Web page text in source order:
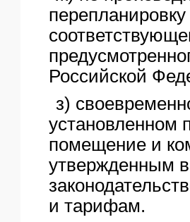
Российской
з)
установленном
помещение и
утвержденным в
и тарифам.